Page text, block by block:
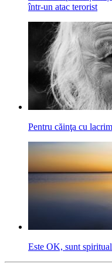
într-un atac terorist
Pentru căinţa cu
Este OK, sunt